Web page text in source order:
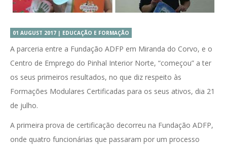
01 AUGUST 2017 | EDUCAÇÃO E FORMAÇÃO
A parceria entre a Fundação ADFP em Miranda do Corvo, e o
Centro de Emprego do Pinhal Interior Norte, “começou” a ter
os seus primeiros resultados, no que diz respeito às
Formações Modulares Certificadas para os seus ativos, dia 21
de julho.
A primeira prova de certificação decorreu na Fundação ADFP,
onde quatro funcionárias que passaram por um processo